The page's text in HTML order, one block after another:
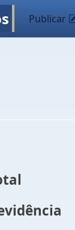
Publicar